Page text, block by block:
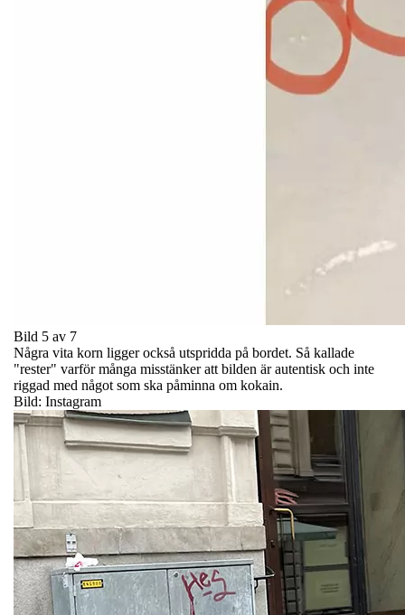
Bild 5 av 7
Några vita korn ligger också utspridda på bordet. Så kallade
"rester" varför många misstänker att bilden är autentisk och inte
riggad med något som ska påminna om kokain.
Bild: Instagram